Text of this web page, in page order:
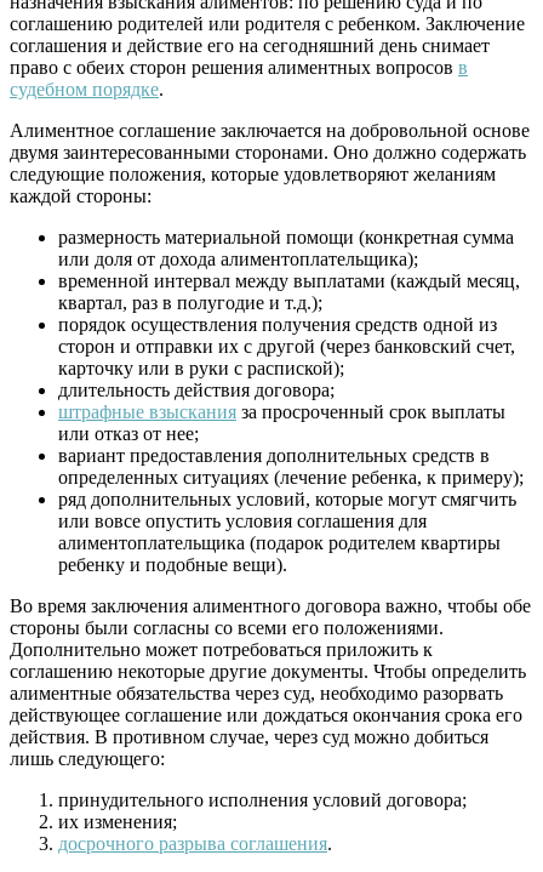
соглашению родителей или родителя с ребенком. Заключение
соглашения и действие его на сегодняшний день снимает
право с обеих сторон решения алиментных вопросов в
судебном порядке.
Алиментное соглашение заключается на добровольной основе
двумя заинтересованными сторонами. Оно должно содержать
следующие положения, которые удовлетворяют желаниям
каждой стороны:
размерность материальной помощи (конкретная сумма
или доля от дохода алиментоплательщика);
временной интервал между выплатами (каждый месяц,
квартал, раз в полугодие и т.д.);
порядок осуществления получения средств одной из
сторон и отправки их с другой (через банковский счет,
карточку или в руки с распиской);
длительность действия договора;
штрафные взыскания за просроченный срок выплаты
или отказ от нее;
вариант предоставления дополнительных средств в
определенных ситуациях (лечение ребенка, к примеру);
ряд дополнительных условий, которые могут смягчить
или вовсе опустить условия соглашения для
алиментоплательщика (подарок родителем квартиры
ребенку и подобные вещи).
Во время заключения алиментного договора важно, чтобы обе
стороны были согласны со всеми его положениями.
Дополнительно может потребоваться приложить к
соглашению некоторые другие документы. Чтобы определить
алиментные обязательства через суд, необходимо разорвать
действующее соглашение или дождаться окончания срока его
действия. В противном случае, через суд можно добиться
лишь следующего:
принудительного исполнения условий договора;
их изменения;
досрочного разрыва соглашения.